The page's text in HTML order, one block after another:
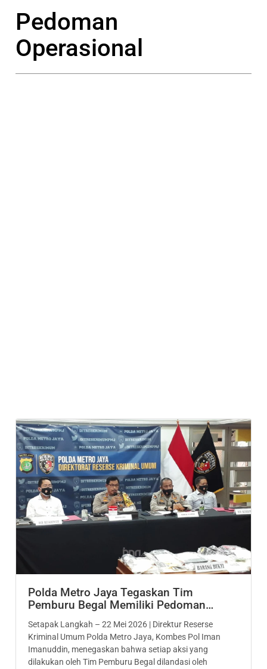
Pedoman
Operasional
Polda Metro Jaya Tegaskan Tim
Pemburu Begal Memiliki Pedoman…
Setapak Langkah – 22 Mei 2026 | Direktur Reserse
Kriminal Umum Polda Metro Jaya, Kombes Pol Iman
Imanuddin, menegaskan bahwa setiap aksi yang
dilakukan oleh Tim Pemburu Begal dilandasi oleh